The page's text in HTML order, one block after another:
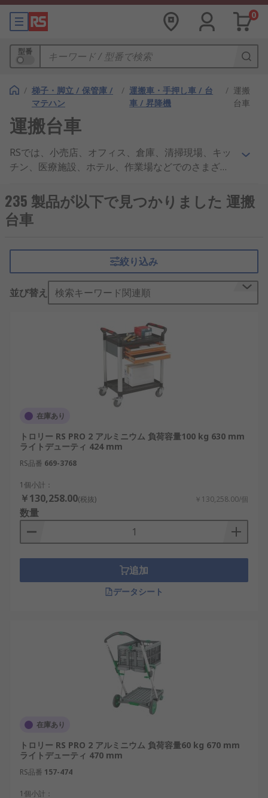
0
型番
/ 梯子・脚立 / 保管庫 /
マテハン
/ 運搬車・手押し車 / 台
車 / 昇降機
/ 運搬
台車
運搬台車
RSでは、小売店、オフィス、倉庫、清掃現場、キッ
チン、医療施設、ホテル、作業場などでのさまざま
棚台車を使用すると、大型部品や小型部品を容易に
移動することができます。さまざまな形状、材質、
負荷容量の製品でラインアップを構成。着脱式又は
たたみ式のものも用意しています。さまざまなタイ
プの棚台車を取り揃えています。パネルトロリー
は、重い荷物又は持ち上げにくい荷物を移動するの
に便利で簡単な手段です。ストックトロリー: 折り
り場に移動するのに使用します。オーダーピッキン
グトロリー: 倉庫内の物流及び生産性を向上できる
ように設計されています。当社のオーダーピッキン
グトロリーは、人間工学に基づいた手すりとラバー
ステップを備えていて、1つのフレームで優れた安
全性が実現されています。クリーニングカート: す
ばやく効率的な清掃を可能にするさまざまな機能の
イズを最大75 %小さくすることができ、効率的に収
納できます。棚台車の搬送をサポートするため、複
数のホイールタイプと機能が対応。これにはブレー
キ付き、スイベル式、固定式のホイールタイプやノ
ンマーキング仕様が含まれます。ブレーキ付きホイ
ールを備えた棚台車は、ブレーキをかけると固定す
ることができ、より高い安全性を有します。通常、
棚台車のブレーキは、足の圧力で操作します。足で
踏み込むと、ホイールが所定の位置にロックされ、
ブレーキがかかります。また、同じ動作でブレーキ
が解放されます。棚台車のホイールについても、キ
ャスター、タイヤ、ゴム、スムース、ナイロン、プ
は、あらゆる用途や運搬方法をカバーします。オー
ダーピッキングトロリー、小売在庫トロリー、シェ
ルフトロリー、傾斜トラックカート、トレイトロリ
ー、ツインシリンダー処理トロリー、ランドリー台
車やカート、裏地付きバッグカート、手押し台車や
カート、コンテナカート、折りたたみ式、引き出し
トロリーやハンドトロリーなど、ラインアップが豊
富です。スペシャリストトロリーは、工具やコンポ
ーネントの簡単な移動、展示、保管に使用できま
す。
235 製品が以下で見つかりました 運搬
台車
絞り込み
並び替え 検索キーワード関連順
在庫あり
トロリー RS PRO 2 アルミニウム 負荷容量100 kg 630 mm
ライトデューティ 424 mm
RS品番 669-3768
1個小計：
￥130,258.00(税抜) ￥130,258.00/個
数量
追加
データシート
在庫あり
トロリー RS PRO 2 アルミニウム 負荷容量60 kg 670 mm
ライトデューティ 470 mm
RS品番 157-474
1個小計：